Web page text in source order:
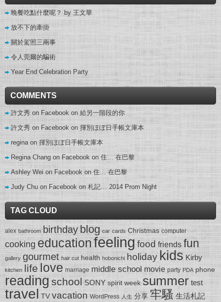
晚餐吃點什麼呢？ by 王文華
放不下的牽掛
關於駕照三兩事
令人莞爾的騙術
Year End Celebration Party
COMMENTS
許文秀 on Facebookon給另一階段的你
許文秀 on Facebookon揮別ほぼ日手帳文庫本
reginaon揮別ほぼ日手帳文庫本
Regina Chang on Facebookon住… 在巴黎
Ashley Wei on Facebookon住… 在巴黎
Judy Chu on Facebookon 札記… 2014 Prom Night
TAG CLOUD
alex bathroom birthdayblog car cards Christmas computer
cooking educationfeelingfood friends fun
gallery gourmet hair cut health hobonichi holiday kids Kirby
kitchen life love marriage middle school movie party PDA phone
readingschool SONY spirit week summer test
travel TV vacation WordPress 人生 分享 牢騷 生活札記